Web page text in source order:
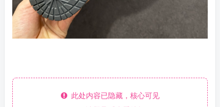
此处内容已隐藏，核心可见